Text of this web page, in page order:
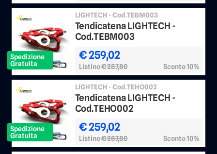
Spedizione
Gratuita
LIGHTECH - Cod.TEBM003
Tendicatena LIGHTECH -
Cod.TEBM003
€ 259,02
Listino€ 287,80 Sconto 10%
Spedizione
Gratuita
LIGHTECH - Cod.TEHO002
Tendicatena LIGHTECH -
Cod.TEHO002
€ 259,02
Listino€ 287,80 Sconto 10%